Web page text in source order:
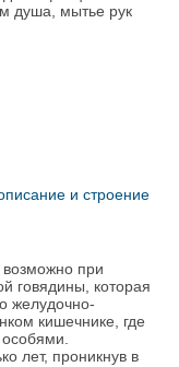
душа, мытье рук
и строение
при
говядины, которая
желудочно-
кишечнике, где
лет, проникнув в